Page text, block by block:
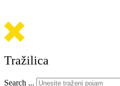
Tražilica
Search ...